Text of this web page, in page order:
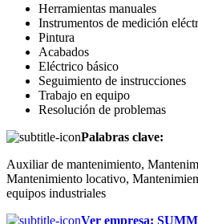
Herramientas manuales
Instrumentos de medición
Pintura
Acabados
Eléctrico básico
Seguimiento de instrucciones
Trabajo en equipo
Resolución de problemas
Palabras clave:
Auxiliar de mantenimiento,
Mantenimiento locativo,
equipos industriales
Ver empresa: